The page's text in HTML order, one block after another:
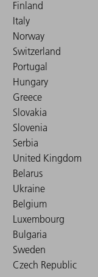
Finland
Italy
Norway
Switzerland
Portugal
Hungary
Greece
Slovakia
Slovenia
Serbia
United Kingdom
Belarus
Ukraine
Belgium
Luxembourg
Bulgaria
Sweden
Czech Republic